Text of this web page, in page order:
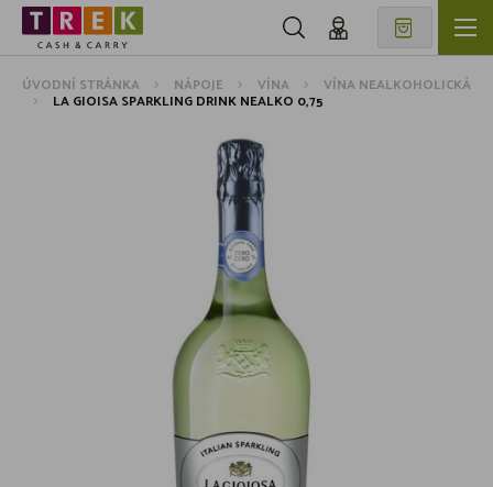
ÚVODNÍ STRÁNKA NÁPOJE VÍNA VÍNA NEALKOHOLICKÁ
LA GIOISA SPARKLING DRINK NEALKO 0,75